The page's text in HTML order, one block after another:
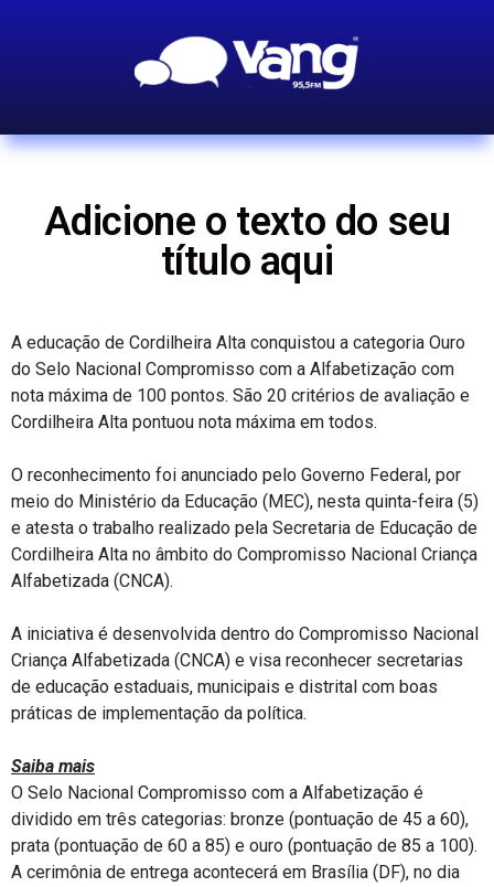
Adicione o texto do seu
título aqui
A educação de Cordilheira Alta conquistou a categoria Ouro
do Selo Nacional Compromisso com a Alfabetização com
nota máxima de 100 pontos. São 20 critérios de avaliação e
Cordilheira Alta pontuou nota máxima em todos.
O reconhecimento foi anunciado pelo Governo Federal, por
meio do Ministério da Educação (MEC), nesta quinta-feira (5)
e atesta o trabalho realizado pela Secretaria de Educação de
Cordilheira Alta no âmbito do Compromisso Nacional Criança
Alfabetizada (CNCA).
A iniciativa é desenvolvida dentro do Compromisso Nacional
Criança Alfabetizada (CNCA) e visa reconhecer secretarias
de educação estaduais, municipais e distrital com boas
práticas de implementação da política.
Saiba mais
O Selo Nacional Compromisso com a Alfabetização é
dividido em três categorias: bronze (pontuação de 45 a 60),
prata (pontuação de 60 a 85) e ouro (pontuação de 85 a 100).
A cerimônia de entrega acontecerá em Brasília (DF), no dia